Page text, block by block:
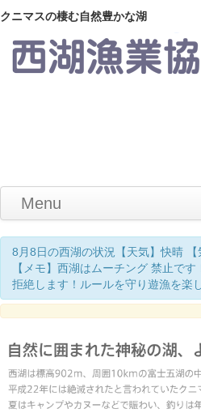
クニマスの棲む自然豊かな湖
Menu
Home
釣り情報
マナーとお願い
クニマス展示館
漁協からのお知らせ
お問い合わせ
8月8日の西湖の状況【天気】快晴
【メモ】西湖はムーチング 禁止で
拒絶します！ルールを守り遊漁を楽